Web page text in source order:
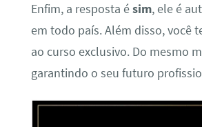
Enfim, a resposta ésim, ele é
em todo país. Além disso, você
ao curso exclusivo. Do mesmo
garantindo o seu futuro